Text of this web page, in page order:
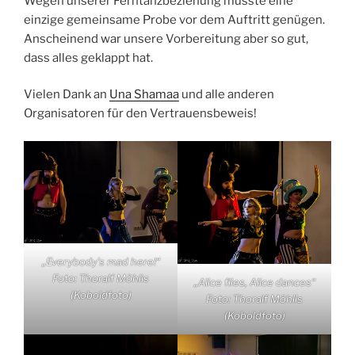
einzige gemeinsame Probe vor dem Auftritt genügen.
Anscheinend war unsere Vorbereitung aber so gut,
dass alles geklappt hat.
Vielen Dank an Una Shamaa und alle anderen
Organisatoren für den Vertrauensbeweis!
„Everybody’s mad here!“
Foto: Thoralf Möhlis
(Koboldfoto)
„Alice flies, Alice dances“
Foto: Thoralf Möhlis
(Koboldfoto)